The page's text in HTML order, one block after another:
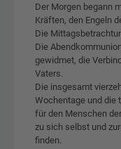
Der Morgen begann
Kräften, den Engeln
Die
Die
gewidmet, die
Vaters.
Die insgesamt
Wochentage und die
für den Menschen
zu sich selbst und
finden.